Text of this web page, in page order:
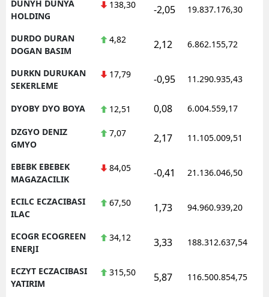
DUNYH DUNYA
HOLDING
138,30 -2,05 19.837.176,30
DURDO DURAN
DOGAN BASIM
4,82 2,12 6.862.155,72
DURKN DURUKAN
SEKERLEME
17,79 -0,95 11.290.935,43
DYOBY DYO BOYA 12,51 0,08 6.004.559,17
DZGYO DENIZ
GMYO
7,07 2,17 11.105.009,51
EBEBK EBEBEK
MAGAZACILIK
84,05 -0,41 21.136.046,50
ECILC ECZACIBASI
ILAC
67,50 1,73 94.960.939,20
ECOGR ECOGREEN
ENERJI
34,12 3,33 188.312.637,54
ECZYT ECZACIBASI
YATIRIM
315,50 5,87 116.500.854,75